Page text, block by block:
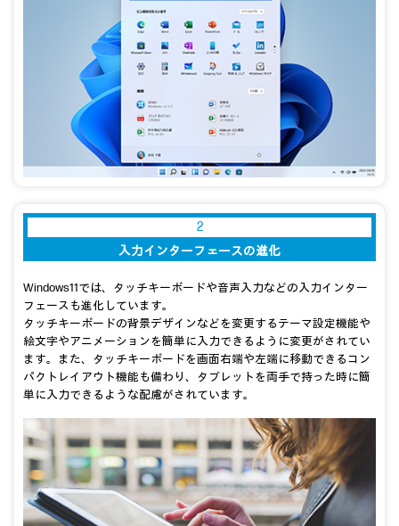
2
入力インターフェースの進化
Windows11では、タッチキーボードや音声入力などの入力インター
フェースも進化しています。
タッチキーボードの背景デザインなどを変更するテーマ設定機能や
絵文字やアニメーションを簡単に入力できるように変更がされてい
ます。また、タッチキーボードを画面右端や左端に移動できるコン
パクトレイアウト機能も備わり、タブレットを両手で持った時に簡
単に入力できるような配慮がされています。